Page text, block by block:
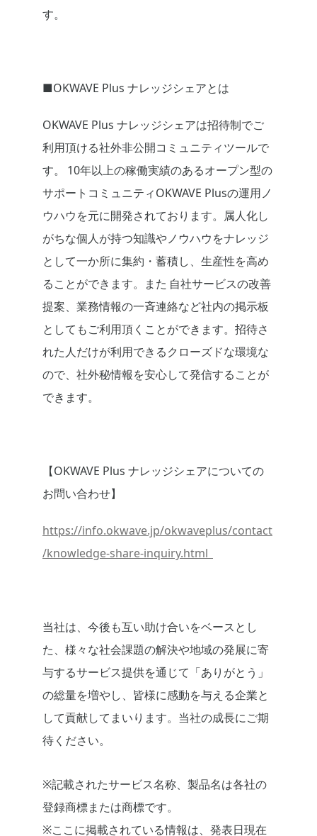
す。
■OKWAVE Plus ナレッジシェアとは
OKWAVE Plus ナレッジシェアは招待制でご
利用頂ける社外非公開コミュニティツールで
す。 10年以上の稼働実績のあるオープン型の
サポートコミュニティOKWAVE Plusの運用ノ
ウハウを元に開発されております。属人化し
がちな個人が持つ知識やノウハウをナレッジ
として一か所に集約・蓄積し、生産性を高め
ることができます。また 自社サービスの改善
提案、業務情報の一斉連絡など社内の掲示板
としてもご利用頂くことができます。招待さ
れた人だけが利用できるクローズドな環境な
ので、社外秘情報を安心して発信することが
できます。
【OKWAVE Plus ナレッジシェアについての
お問い合わせ】
https://info.okwave.jp/okwaveplus/contact
/knowledge-share-inquiry.html
当社は、今後も互い助け合いをベースとし
た、様々な社会課題の解決や地域の発展に寄
与するサービス提供を通じて「ありがとう」
の総量を増やし、皆様に感動を与える企業と
して貢献してまいります。当社の成長にご期
待ください。
※記載されたサービス名称、製品名は各社の
登録商標または商標です。
※ここに掲載されている情報は、発表日現在